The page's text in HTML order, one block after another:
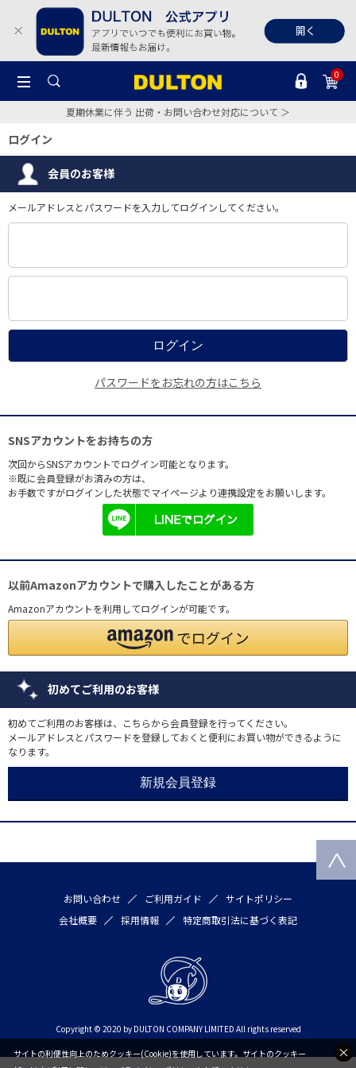
0
夏期休業に伴う 出荷・お問い合わせ対応について ＞
ログイン
会員のお客様
メールアドレスとパスワードを入力してログインしてください。
パスワードをお忘れの方はこちら
SNSアカウントをお持ちの方
次回からSNSアカウントでログイン可能となります。
※既に会員登録がお済みの方は、
お手数ですがログインした状態でマイページより連携設定をお願いします。
以前Amazonアカウントで購入したことがある方
Amazonアカウントを利用してログインが可能です。
初めてご利用のお客様
初めてご利用のお客様は、こちらから会員登録を行ってください。
メールアドレスとパスワードを登録しておくと便利にお買い物ができるように
なります。
お問い合わせ ご利用ガイド
サイトポリシー
会社概要
採用情報 特定商取引法に基づく表記
Copyright © 2020 by DULTON COMPANY LIMITED All rights reserved
サイトの利便性向上のためクッキー(Cookie)を使用しています。サイトのクッキー